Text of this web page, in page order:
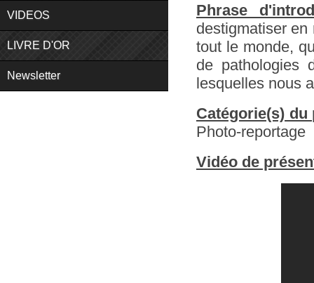
Phrase
destigmatiser
tout le monde,
de pathologies
lesquelles nous
Catégorie(s) du
Photo-reportage
Vidéo de
VIDEOS
LIVRE D'OR
Newsletter